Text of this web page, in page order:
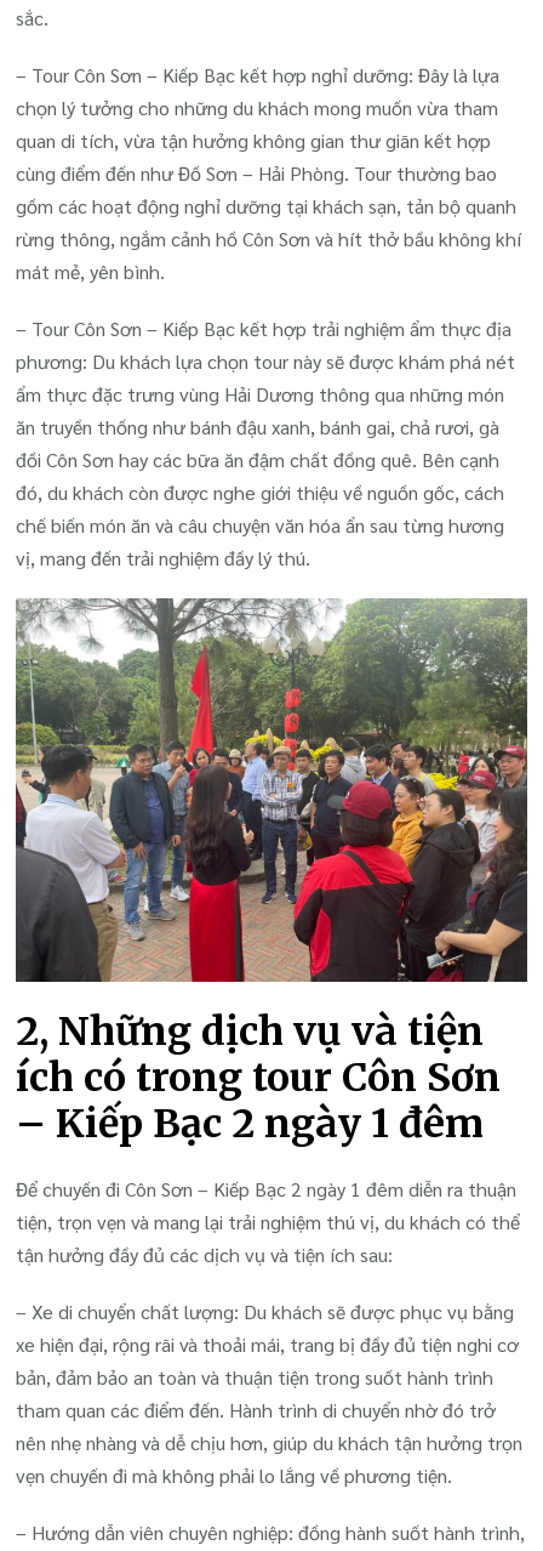
sắc.
– Tour Côn Sơn – Kiếp Bạc kết hợp nghỉ dưỡng: Đây là lựa
chọn lý tưởng cho những du khách mong muốn vừa tham
quan di tích, vừa tận hưởng không gian thư giãn kết hợp
cùng điểm đến như Đồ Sơn – Hải Phòng. Tour thường bao
gồm các hoạt động nghỉ dưỡng tại khách sạn, tản bộ quanh
rừng thông, ngắm cảnh hồ Côn Sơn và hít thở bầu không khí
mát mẻ, yên bình.
– Tour Côn Sơn – Kiếp Bạc kết hợp trải nghiệm ẩm thực địa
phương: Du khách lựa chọn tour này sẽ được khám phá nét
ẩm thực đặc trưng vùng Hải Dương thông qua những món
ăn truyền thống như bánh đậu xanh, bánh gai, chả rươi, gà
đồi Côn Sơn hay các bữa ăn đậm chất đồng quê. Bên cạnh
đó, du khách còn được nghe giới thiệu về nguồn gốc, cách
chế biến món ăn và câu chuyện văn hóa ẩn sau từng hương
vị, mang đến trải nghiệm đầy lý thú.
2, Những dịch vụ và tiện
ích có trong tour Côn Sơn
– Kiếp Bạc 2 ngày 1 đêm
Để chuyến đi Côn Sơn – Kiếp Bạc 2 ngày 1 đêm diễn ra thuận
tiện, trọn vẹn và mang lại trải nghiệm thú vị, du khách có thể
tận hưởng đầy đủ các dịch vụ và tiện ích sau:
– Xe di chuyển chất lượng: Du khách sẽ được phục vụ bằng
xe hiện đại, rộng rãi và thoải mái, trang bị đầy đủ tiện nghi cơ
bản, đảm bảo an toàn và thuận tiện trong suốt hành trình
tham quan các điểm đến. Hành trình di chuyển nhờ đó trở
nên nhẹ nhàng và dễ chịu hơn, giúp du khách tận hưởng trọn
vẹn chuyến đi mà không phải lo lắng về phương tiện.
– Hướng dẫn viên chuyên nghiệp: đồng hành suốt hành trình,